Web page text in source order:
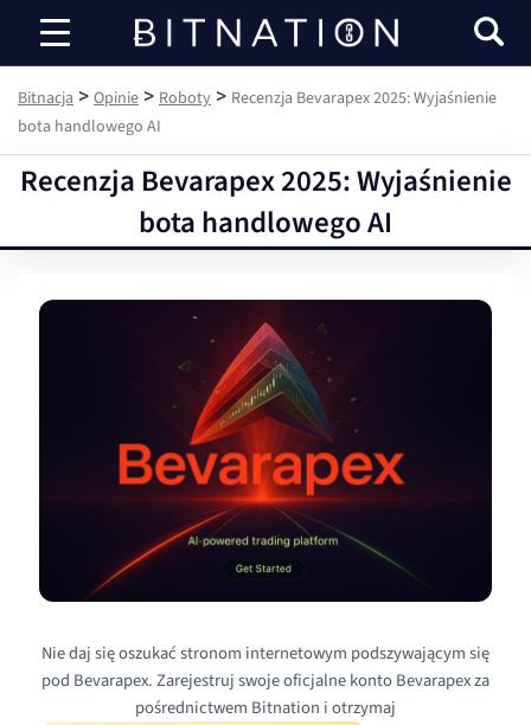
Bitnacja
Bitnacja > Opinie > Roboty > Recenzja Bevarapex 2025: Wyjaśnienie
bota handlowego AI
Recenzja Bevarapex 2025: Wyjaśnienie
bota handlowego AI
Nie daj się oszukać stronom internetowym podszywającym się
pod Bevarapex. Zarejestruj swoje oficjalne konto Bevarapex za
pośrednictwem Bitnation i otrzymaj